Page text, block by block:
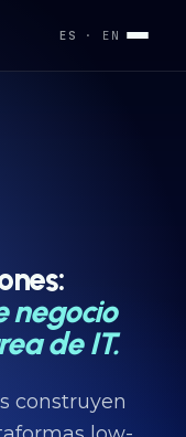
ES · EN
negocio
de IT.
construyen